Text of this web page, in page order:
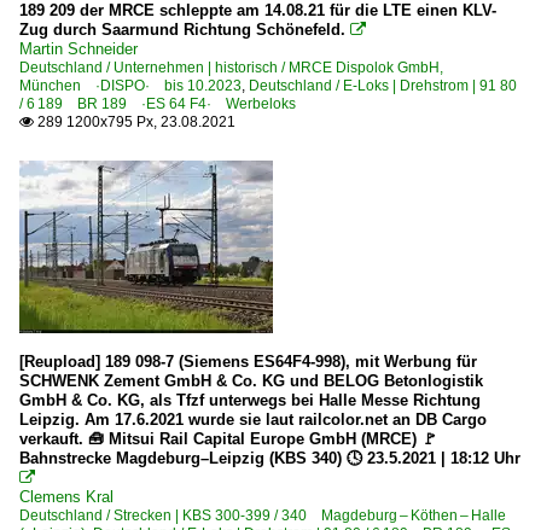
Schweiz
Bahnhöfe
Basel Bad Bf (DB)
BLS | mit fusionierten Bahnen
GBS Gürbetal–Bern–Schwarzenburg-Bahn 1944-1997
Güterverkehr
Coil-, Stahl- und Aluminiumzüge
Containerzüge (Kombinierter Verkehr)
Güterverkehr | Rbf, Gbf
Basel-Muttenz Rangierbahnhof
Regionen
189 209 der MRCE schleppte am 14.08.21 für die LTE einen KLV-
Zug durch Saarmund Richtung Schönefeld. 
Martin Schneider
Deutschland / Unternehmen | historisch / MRCE Dispolok GmbH,
München ·DISPO· bis 10.2023, Deutschland / E-Loks | Drehstrom | 91 80
/ 6 189 BR 189 ·ES 64 F4· Werbeloks
 289 1200x795 Px, 23.08.2021
[Reupload] 189 098-7 (Siemens ES64F4-998), mit Werbung für
SCHWENK Zement GmbH & Co. KG und BELOG Betonlogistik
GmbH & Co. KG, als Tfzf unterwegs bei Halle Messe Richtung
Leipzig. Am 17.6.2021 wurde sie laut railcolor.net an DB Cargo
verkauft. 🧰 Mitsui Rail Capital Europe GmbH (MRCE) 🚩
Bahnstrecke Magdeburg–Leipzig (KBS 340) 🕓 23.5.2021 | 18:12 Uhr

Clemens Kral
Deutschland / Strecken | KBS 300-399 / 340 Magdeburg – Köthen – Halle